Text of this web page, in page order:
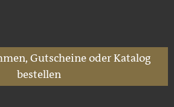
Gutscheine oder Katalog
bestellen